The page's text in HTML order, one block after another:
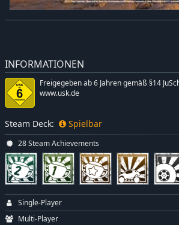
INFORMATIONEN
Freigegeben ab 6 Jahren gemäß §14
www.usk.de
Steam Deck: Spielbar
28 Steam Achievements
Single-Player
Multi-Player